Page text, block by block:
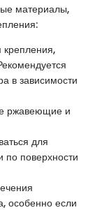
материалы,
в зависимости
ржавеющие и
для
по поверхности
особенно если